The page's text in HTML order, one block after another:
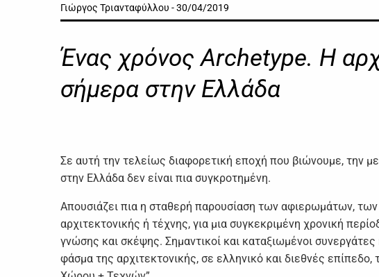
Γιώργος Τριανταφύλλου - 30/04/2019
Ένας χρόνος Archetype. Η
σήμερα στην Ελλάδα
Σε αυτή την τελείως διαφορετική εποχή που βιώνουμε, την
στην Ελλάδα δεν είναι πια συγκροτημένη.
Απουσιάζει πια η σταθερή παρουσίαση των αφιερωμάτων,
αρχιτεκτονικής ή τέχνης, για μια συγκεκριμένη χρονική
γνώσης και σκέψης. Σημαντικοί και καταξιωμένοι
φάσμα της αρχιτεκτονικής, σε ελληνικό και διεθνές